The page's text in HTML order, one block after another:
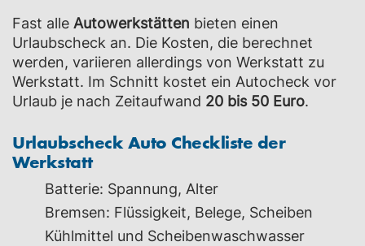
Fast alle Autowerkstätten bieten einen
Urlaubscheck an. Die Kosten, die berechnet
werden, variieren allerdings von Werkstatt zu
Werkstatt. Im Schnitt kostet ein Autocheck vor
Urlaub je nach Zeitaufwand 20 bis 50 Euro.
Urlaubscheck Auto Checkliste der
Werkstatt
Batterie: Spannung, Alter
Bremsen: Flüssigkeit, Belege, Scheiben
Kühlmittel und Scheibenwaschwasser